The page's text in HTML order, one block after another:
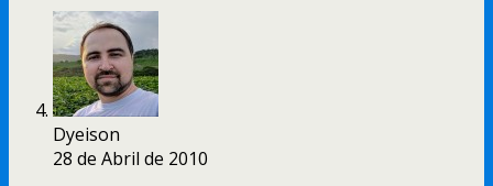
Dyeison
28 de Abril de 2010